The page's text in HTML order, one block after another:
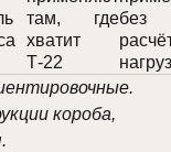
там, где
хватит
Т-22
без
короба,